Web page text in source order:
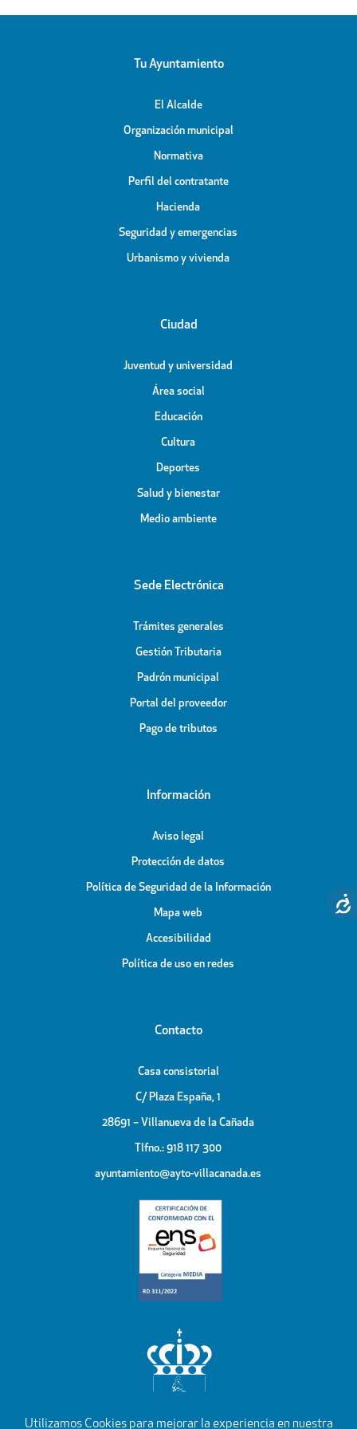
Tu Ayuntamiento
El Alcalde
Organización municipal
Normativa
Perfil del contratante
Hacienda
Seguridad y emergencias
Urbanismo y vivienda
Ciudad
Juventud y universidad
Área social
Educación
Cultura
Deportes
Salud y bienestar
Medio ambiente
Sede Electrónica
Trámites generales
Gestión Tributaria
Padrón municipal
Portal del proveedor
Pago de tributos
Información
Aviso legal
Protección de datos
Política de Seguridad de la Información
Mapa web
Accesibilidad
Política de uso en redes
Contacto
Casa consistorial
C/ Plaza España, 1
28691 – Villanueva de la Cañada
Tlfno.: 918 117 300
ayuntamiento@ayto-villacanada.es